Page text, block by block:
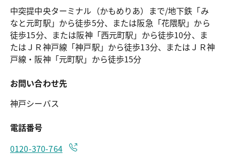
中突提中央ターミナル（かもめりあ）まで/地下鉄「み
なと元町駅」から徒歩5分、または阪急「花隈駅」から
徒歩15分、または阪神「西元町駅」から徒歩10分、ま
たはＪＲ神戸線「神戸駅」から徒歩13分、またはＪＲ神
戸線・阪神「元町駅」から徒歩15分
お問い合わせ先
神戸シーバス
電話番号
0120-370-764